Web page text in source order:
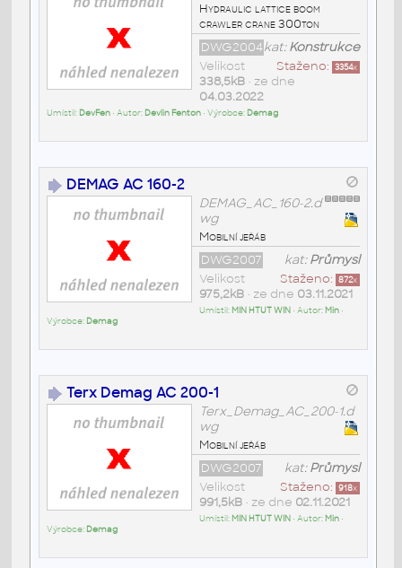
Hydraulic lattice boom
crawler crane 300ton
kat:Konstrukce
DWG2004
Staženo: 3354x
Velikost
338,5kB• ze dne
04.03.2022
Umístil: DevFen• Autor: Devlin Fenton• Výrobce: Demag
DEMAG AC 160-2
DEMAG_AC_160-2.d
wg
Mobilní jeřáb
kat:Průmysl
DWG2007
Staženo: 872x
Velikost
975,2kB• ze dne 03.11.2021
Umístil: MIN HTUT WIN • Autor: Min•
Výrobce: Demag
Terx Demag AC 200-1
Terx_Demag_AC_200-1.d
wg
Mobilní jeřáb
kat:Průmysl
DWG2007
Staženo: 918x
Velikost
991,5kB• ze dne 02.11.2021
Umístil: MIN HTUT WIN • Autor: Min•
Výrobce: Demag